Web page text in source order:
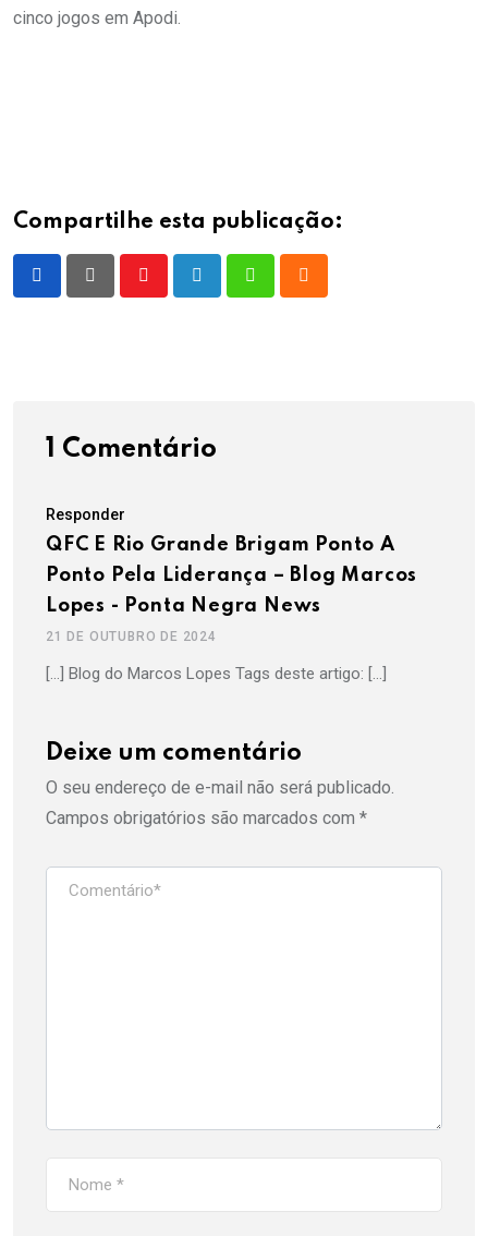
cinco jogos em Apodi.
Compartilhe esta publicação:
1 Comentário
Responder
QFC E Rio Grande Brigam Ponto A
Ponto Pela Liderança – Blog Marcos
Lopes - Ponta Negra News
21 DE OUTUBRO DE 2024
[…] Blog do Marcos Lopes Tags deste artigo: […]
Deixe um comentário
O seu endereço de e-mail não será publicado.
Campos obrigatórios são marcados com *